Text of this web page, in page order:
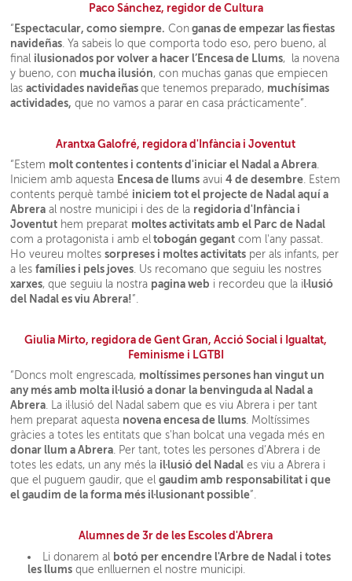
Paco Sánchez, regidor de Cultura
“ Espectacular, como siempre. Con ganas de empezar las fiestas
navideñas . Ya sabeis lo que comporta todo eso, pero bueno, al
final ilusionados por volver a hacer l’Encesa de Llums, la novena
y bueno, con mucha ilusión, con muchas ganas que empiecen
lasactividades navideñasque tenemos preparado, muchísimas
actividades, que no vamos a parar en casa prácticamente”.
Arantxa Galofré, regidora d'Infància i Joventut
“Estem molt contentes i contents d'iniciar el Nadal a Abrera
Iniciem amb aquesta Encesa de llums avui4 de desembre . Estem
contents perquè també iniciem tot el projecte de Nadal aquí a
Abrera al nostre municipi i des de la regidoria d'Infància i
Joventut hem preparat moltes activitats amb el Parc de Nadal
com a protagonista i amb el tobogán gegant com l'any passat.
Ho veureu moltessorpreses i moltes activitats per als infants, per
a lesfamílies i pels joves . Us recomano que seguiu les nostres
xarxes, que seguiu la nostra pagina web i recordeu que la i l·lusió
del Nadal es viu Abrera!”.
Giulia Mirto, regidora de Gent Gran, Acció Social i Igualtat,
Feminisme i LGTBI
“Doncs molt engrescada, moltíssimes persones han vingut un
any més amb molta il·lusió a donar la benvinguda al Nadal a
Abrera. La il·lusió del Nadal sabem que es viu Abrera i per tant
hem preparat aquesta novena encesa de llums. Moltíssimes
gràcies a totes les entitats que s'han bolcat una vegada més en
donar llum a Abrera. Per tant, totes les persones d’Abrera i de
totes les edats, un any més la il·lusió del Nadal es viu a Abrera i
que el puguem gaudir, que elgaudim amb responsabilitat i que
el gaudim de la forma més il·lusionant possible”.
Alumnes de 3r de les Escoles d'Abrera
Li donarem al botó per encendre l'Arbre de Nadal i totes
les llums que enlluernen el nostre municipi.